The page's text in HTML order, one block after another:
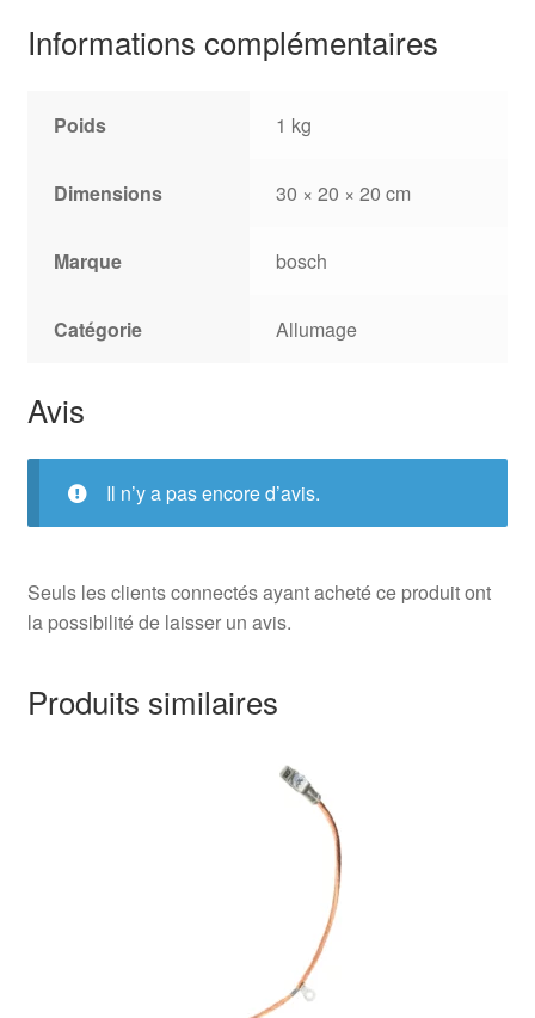
Informations complémentaires
Poids 1 kg
Dimensions 30 × 20 × 20 cm
Marque bosch
Catégorie Allumage
Avis
Il n’y a pas encore d’avis.
Seuls les clients connectés ayant acheté ce produit ont
la possibilité de laisser un avis.
Produits similaires